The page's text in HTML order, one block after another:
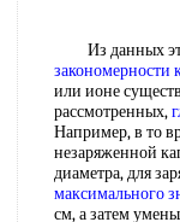
Из данных
закономерности
или ионе
рассмотренных,
Например, в то
незаряженной
диаметра, для
максимального
см, а затем